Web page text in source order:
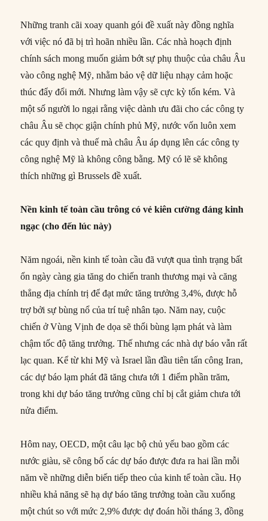
Những tranh cãi xoay quanh gói đề xuất này đồng nghĩa
với việc nó đã bị trì hoãn nhiều lần. Các nhà hoạch định
chính sách mong muốn giảm bớt sự phụ thuộc của châu Âu
vào công nghệ Mỹ, nhằm bảo vệ dữ liệu nhạy cảm hoặc
thúc đẩy đổi mới. Nhưng làm vậy sẽ cực kỳ tốn kém. Và
một số người lo ngại rằng việc dành ưu đãi cho các công ty
châu Âu sẽ chọc giận chính phủ Mỹ, nước vốn luôn xem
các quy định và thuế mà châu Âu áp dụng lên các công ty
công nghệ Mỹ là không công bằng. Mỹ có lẽ sẽ không
thích những gì Brussels đề xuất.
Nền kinh tế toàn cầu trông có vẻ kiên cường đáng kinh
ngạc (cho đến lúc này)
Năm ngoái, nền kinh tế toàn cầu đã vượt qua tình trạng bất
ổn ngày càng gia tăng do chiến tranh thương mại và căng
thẳng địa chính trị để đạt mức tăng trưởng 3,4%, được hỗ
trợ bởi sự bùng nổ của trí tuệ nhân tạo. Năm nay, cuộc
chiến ở Vùng Vịnh đe dọa sẽ thổi bùng lạm phát và làm
chậm tốc độ tăng trưởng. Thế nhưng các nhà dự báo vẫn rất
lạc quan. Kể từ khi Mỹ và Israel lần đầu tiên tấn công Iran,
các dự báo lạm phát đã tăng chưa tới 1 điểm phần trăm,
trong khi dự báo tăng trưởng cũng chỉ bị cắt giảm chưa tới
nửa điểm.
Hôm nay, OECD, một câu lạc bộ chủ yếu bao gồm các
nước giàu, sẽ công bố các dự báo được đưa ra hai lần mỗi
năm về những diễn biến tiếp theo của kinh tế toàn cầu. Họ
nhiều khả năng sẽ hạ dự báo tăng trưởng toàn cầu xuống
một chút so với mức 2,9% được dự đoán hồi tháng 3, đồng